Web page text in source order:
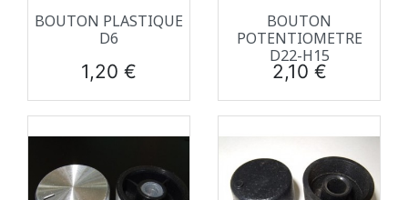
BOUTON PLASTIQUE
D6
Prix
1,20 €
BOUTON
POTENTIOMETRE
D22-H15
Prix
2,10 €